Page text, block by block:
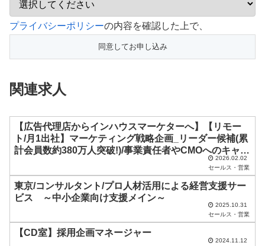
こ
フ
ー
は
空
の
ま
に
プライバシーポリシーの内容を確認した上で、
関連求人
【広告代理店からインハウスマーケターへ】【リモー
ト/月1出社】マーケティング戦略企画_リーダー候補(累
計会員数約380万人突破!)/事業責任者やCMOへのキャリ
2026.02.02
セールス・営業
東京/コンサルタント/プロ人材活用による経営支援サー
ビス ～中小企業向け支援メイン～
2025.10.31
セールス・営業
【CD室】採用企画マネージャー
2024.11.12